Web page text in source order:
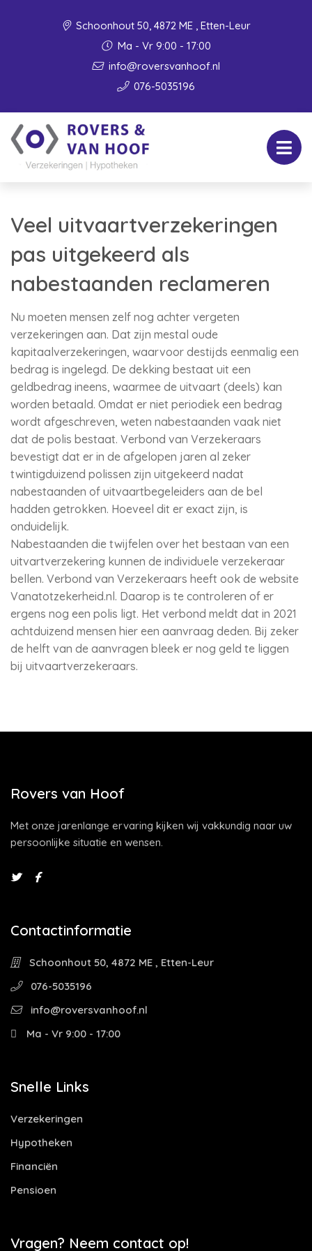
Schoonhout 50, 4872 ME , Etten-Leur
Ma - Vr 9:00 - 17:00
info@roversvanhoof.nl
076-5035196
Veel uitvaartverzekeringen
pas uitgekeerd als
nabestaanden reclameren
Nu moeten mensen zelf nog achter vergeten
verzekeringen aan. Dat zijn mestal oude
kapitaalverzekeringen, waarvoor destijds eenmalig een
bedrag is ingelegd. De dekking bestaat uit een
geldbedrag ineens, waarmee de uitvaart (deels) kan
worden betaald. Omdat er niet periodiek een bedrag
wordt afgeschreven, weten nabestaanden vaak niet
dat de polis bestaat. Verbond van Verzekeraars
bevestigt dat er in de afgelopen jaren al zeker
twintigduizend polissen zijn uitgekeerd nadat
nabestaanden of uitvaartbegeleiders aan de bel
hadden getrokken. Hoeveel dit er exact zijn, is
onduidelijk.
Nabestaanden die twijfelen over het bestaan van een
uitvartverzekering kunnen de individuele verzekeraar
bellen. Verbond van Verzekeraars heeft ook de website
Vanatotzekerheid.nl. Daarop is te controleren of er
ergens nog een polis ligt. Het verbond meldt dat in 2021
achtduizend mensen hier een aanvraag deden. Bij zeker
de helft van de aanvragen bleek er nog geld te liggen
bij uitvaartverzekeraars.
Rovers van Hoof
Met onze jarenlange ervaring kijken wij vakkundig naar uw
persoonlijke situatie en wensen.
Contactinformatie
Schoonhout 50, 4872 ME , Etten-Leur
076-5035196
info@roversvanhoof.nl
Ma - Vr 9:00 - 17:00
Snelle Links
Verzekeringen
Hypotheken
Financiën
Pensioen
Vragen? Neem contact op!